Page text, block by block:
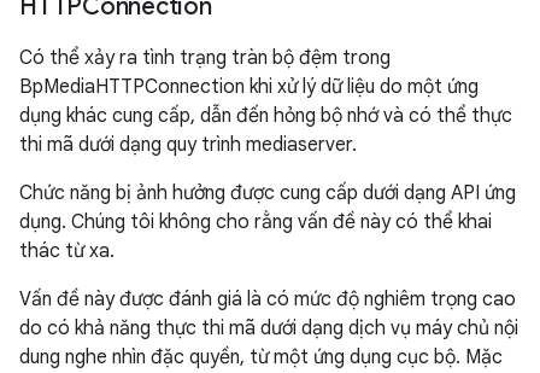
HTTPConnection
Có thể xảy ra tình trạng tràn bộ đệm trong
BpMediaHTTPConnection khi xử lý dữ liệu do một ứng
dụng khác cung cấp, dẫn đến hỏng bộ nhớ và có thể thực
thi mã dưới dạng quy trình mediaserver.
Chức năng bị ảnh hưởng được cung cấp dưới dạng API ứng
dụng. Chúng tôi không cho rằng vấn đề này có thể khai
thác từ xa.
Vấn đề này được đánh giá là có mức độ nghiêm trọng cao
do có khả năng thực thi mã dưới dạng dịch vụ máy chủ nội
dung nghe nhìn đặc quyền, từ một ứng dụng cục bộ. Mặc